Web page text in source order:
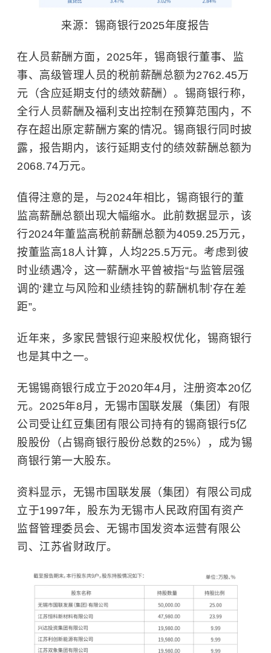
来源：锡商银行2025年度报告
在人员薪酬方面，2025年，锡商银行董事、监
事、高级管理人员的税前薪酬总额为2762.45万
元（含应延期支付的绩效薪酬）。锡商银行称，
全行人员薪酬及福利支出控制在预算范围内，不
存在超出原定薪酬方案的情况。锡商银行同时披
露，报告期内，该行延期支付的绩效薪酬总额为
2068.74万元。
值得注意的是，与2024年相比，锡商银行的董
监高薪酬总额出现大幅缩水。此前数据显示，该
行2024年董监高税前薪酬总额为4059.25万元，
按董监高18人计算，人均225.5万元。考虑到彼
时业绩遇冷，这一薪酬水平曾被指“与监管层强
调的‘建立与风险和业绩挂钩的薪酬机制’存在差
距”。
近年来，多家民营银行迎来股权优化，锡商银行
也是其中之一。
无锡锡商银行成立于2020年4月，注册资本20亿
元。2025年8月，无锡市国联发展（集团）有限
公司受让红豆集团有限公司持有的锡商银行5亿
股股份（占锡商银行股份总数的25%），成为锡
商银行第一大股东。
资料显示，无锡市国联发展（集团）有限公司成
立于1997年，股东为无锡市人民政府国有资产
监督管理委员会、无锡市国发资本运营有限公
司、江苏省财政厅。